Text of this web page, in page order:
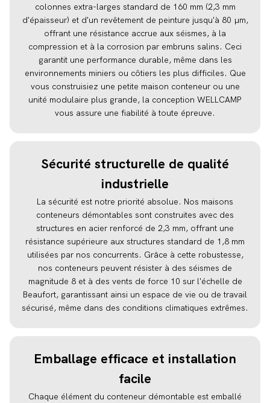
colonnes extra-larges standard de 160 mm (2,3 mm
d'épaisseur) et d'un revêtement de peinture jusqu'à 80 µm,
offrant une résistance accrue aux séismes, à la
compression et à la corrosion par embruns salins. Ceci
garantit une performance durable, même dans les
environnements miniers ou côtiers les plus difficiles. Que
vous construisiez une petite maison conteneur ou une
unité modulaire plus grande, la conception WELLCAMP
vous assure une fiabilité à toute épreuve.
Sécurité structurelle de qualité
industrielle
La sécurité est notre priorité absolue. Nos maisons
conteneurs démontables sont construites avec des
structures en acier renforcé de 2,3 mm, offrant une
résistance supérieure aux structures standard de 1,8 mm
utilisées par nos concurrents. Grâce à cette robustesse,
nos conteneurs peuvent résister à des séismes de
magnitude 8 et à des vents de force 10 sur l'échelle de
Beaufort, garantissant ainsi un espace de vie ou de travail
sécurisé, même dans des conditions climatiques extrêmes.
Emballage efficace et installation
facile
Chaque élément du conteneur démontable est emballé